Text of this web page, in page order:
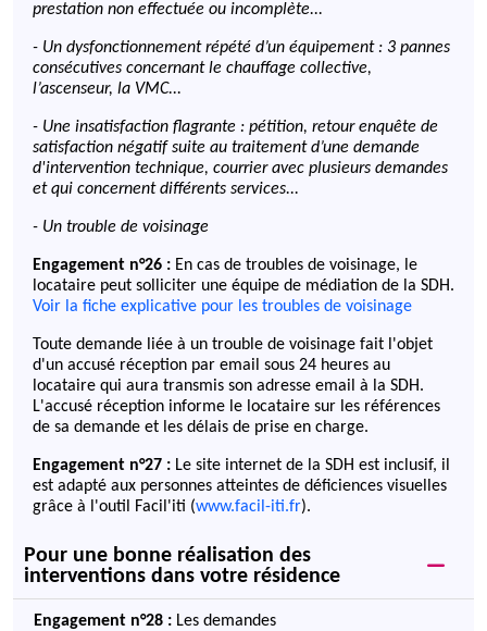
prestation non effectuée ou incomplète...
- Un dysfonctionnement répété d’un équipement : 3 pannes
consécutives concernant le chauffage collective,
l’ascenseur, la VMC...
- Une insatisfaction flagrante : pétition, retour enquête de
satisfaction négatif suite au traitement d’une demande
d'intervention technique, courrier avec plusieurs demandes
et qui concernent différents services...
- Un trouble de voisinage
Engagement n°26 : En cas de troubles de voisinage, le
locataire peut solliciter une équipe de médiation de la SDH.
Voir la fiche explicative pour les troubles de voisinage
Toute demande liée à un trouble de voisinage fait l'objet
d'un accusé réception par email sous 24 heures au
locataire qui aura transmis son adresse email à la SDH.
L'accusé réception informe le locataire sur les références
de sa demande et les délais de prise en charge.
Engagement n°27 : Le site internet de la SDH est inclusif, il
est adapté aux personnes atteintes de déficiences visuelles
grâce à l'outil Facil'iti (www.facil-iti.fr).
Pour une bonne réalisation des
interventions dans votre résidence
Engagement n°28 : Les demandes